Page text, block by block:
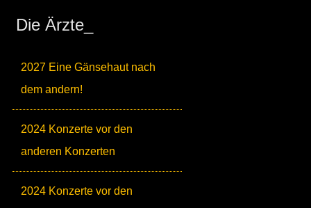
Die Ärzte_
2027 Eine Gänsehaut nach
dem andern!
2024 Konzerte vor den
anderen Konzerten
2024 Konzerte vor den